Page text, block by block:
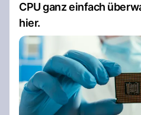
CPU ganz einfach
hier.